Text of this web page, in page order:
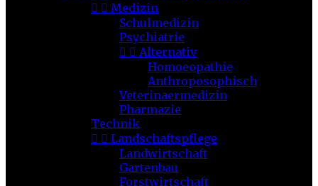
  Medizin
Schulmedizin
Psychiatrie
  Alternativ
Homoeopathie
Anthroposophisch
Veterinaermedizin
Pharmazie
Technik
  Landschaftspflege
Landwirtschaft
Gartenbau
Forstwirtschaft